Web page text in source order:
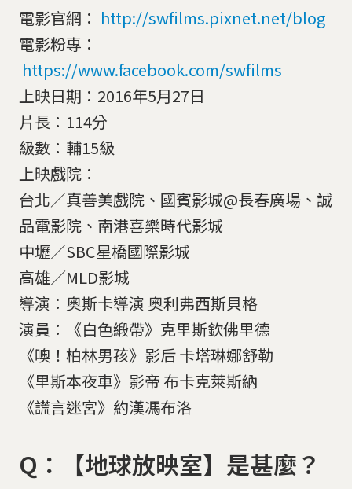
電影官網： http://swfilms.pixnet.net/blog
電影粉專：
https://www.facebook.com/swfilms
上映日期：2016年5月27日
片長：114分
級數：輔15級
上映戲院：
台北／真善美戲院、國賓影城@長春廣場、誠
品電影院、南港喜樂時代影城
中壢／SBC星橋國際影城
高雄／MLD影城
導演：奧斯卡導演 奧利弗西斯貝格
演員：《白色緞帶》克里斯欽佛里德
《噢！柏林男孩》影后 卡塔琳娜舒勒
《里斯本夜車》影帝 布卡克萊斯納
《謊言迷宮》約漢馮布洛
Q：【地球放映室】是甚麼？